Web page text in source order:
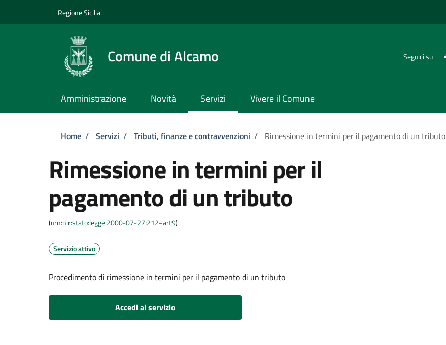
Regione Sicilia
Comune di Alcamo Seguici su
Amministrazione Novità Servizi Vivere il Comune
Briciole di pane
Home / Servizi / Tributi, finanze e contravvenzioni / Rimessione in termini per il pagamento di un tributo
Rimessione in termini per il
pagamento di un tributo
(urn:nir:stato:legge:2000-07-27;212~art9)
Servizio attivo
Procedimento di rimessione in termini per il pagamento di un tributo
Accedi al servizio